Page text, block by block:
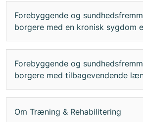
Forebyggende og
borgere med en kronisk sygdom
Forebyggende og
borgere med tilbagevendende
Om Træning & Rehabilitering